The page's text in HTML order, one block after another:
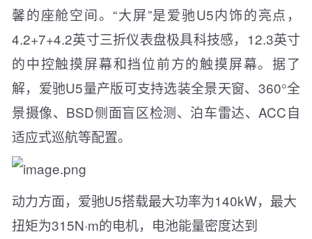
馨的座舱空间。“大屏”是爱驰U5内饰的亮点，
4.2+7+4.2英寸三折仪表盘极具科技感，12.3英寸
的中控触摸屏幕和挡位前方的触摸屏幕。据了
解，爱驰U5量产版可支持选装全景天窗、360°全
景摄像、BSD侧面盲区检测、泊车雷达、ACC自
适应式巡航等配置。
动力方面，爱驰U5搭载最大功率为140kW，最大
扭矩为315N·m的电机，电池能量密度达到